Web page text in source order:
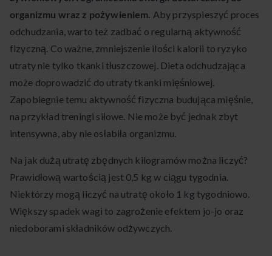
organizmu wraz z pożywieniem. Aby przyspieszyć proces
odchudzania, warto też zadbać o regularną aktywność
fizyczną. Co ważne, zmniejszenie ilości kalorii to ryzyko
utraty nie tylko tkanki tłuszczowej. Dieta odchudzająca
może doprowadzić do utraty tkanki mięśniowej.
Zapobiegnie temu aktywność fizyczna budująca mięśnie,
na przykład treningi siłowe. Nie może być jednak zbyt
intensywna, aby nie osłabiła organizmu.
Na jak dużą utratę zbędnych kilogramów można liczyć?
Prawidłową wartością jest 0,5 kg w ciągu tygodnia.
Niektórzy mogą liczyć na utratę około 1 kg tygodniowo.
Większy spadek wagi to zagrożenie efektem jo-jo oraz
niedoborami składników odżywczych.